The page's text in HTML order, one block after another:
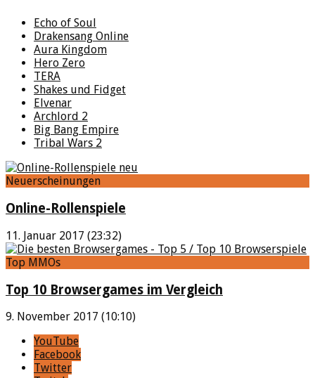
Echo of Soul
Drakensang Online
Aura Kingdom
Hero Zero
TERA
Shakes und Fidget
Elvenar
Archlord 2
Big Bang Empire
Tribal Wars 2
Neuerscheinungen
Online-Rollenspiele
11. Januar 2017 (23:32)
Top MMOs
Top 10 Browsergames im Vergleich
9. November 2017 (10:10)
YouTube
Facebook
Twitter